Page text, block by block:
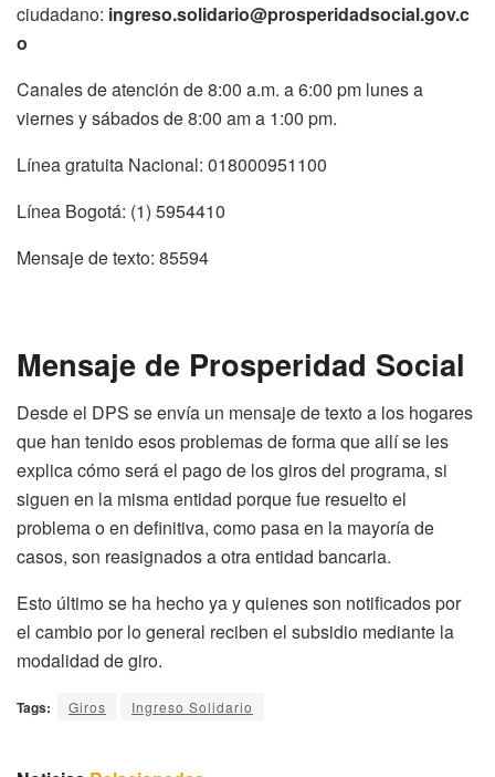
ciudadano: ingreso.solidario@prosperidadsocial.gov.c
o
Canales de atención de 8:00 a.m. a 6:00 pm lunes a
viernes y sábados de 8:00 am a 1:00 pm.
Línea gratuita Nacional: 018000951100
Línea Bogotá: (1) 5954410
Mensaje de texto: 85594
Mensaje de Prosperidad Social
Desde el DPS se envía un mensaje de texto a los hogares
que han tenido esos problemas de forma que allí se les
explica cómo será el pago de los giros del programa, si
siguen en la misma entidad porque fue resuelto el
problema o en definitiva, como pasa en la mayoría de
casos, son reasignados a otra entidad bancaria.
Esto último se ha hecho ya y quienes son notificados por
el cambio por lo general reciben el subsidio mediante la
modalidad de giro.
Tags: Giros Ingreso Solidario